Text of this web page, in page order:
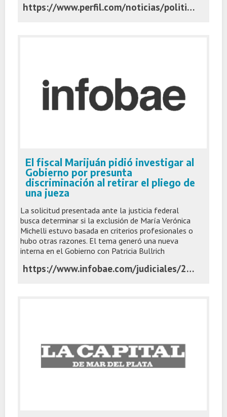
https://www.perfil.com/noticias/politica/encuesta-el-desgaste-de-javier-milei-posiciona-a-patricia-bullrich-como-la-dirigente-con-mejor-imagen-positiva-a-nivel-nacional.phtml
El fiscal Marijuán pidió investigar al
Gobierno por presunta
discriminación al retirar el pliego de
una jueza
La solicitud presentada ante la justicia federal
busca determinar si la exclusión de María Verónica
Michelli estuvo basada en criterios profesionales o
hubo otras razones. El tema generó una nueva
interna en el Gobierno con Patricia Bullrich
https://www.infobae.com/judiciales/2026/06/02/el-fiscal-marijuan-pidio-investigar-al-gobierno-por-presunta-discriminacion-al-retirar-el-pliego-de-una-jueza/